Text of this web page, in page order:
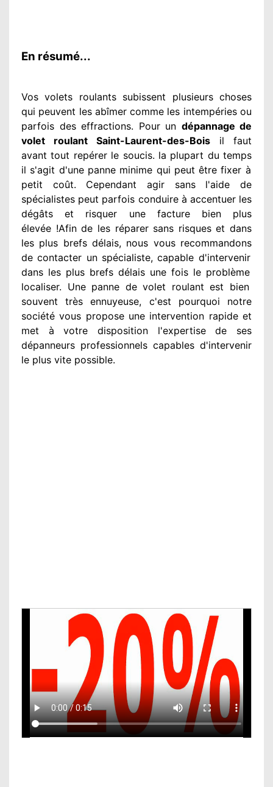
En résumé...
Vos volets roulants subissent plusieurschoses
qui peuvent les abîmercomme les intempéries ou
parfois des effractions. Pour un dépannage de
volet roulant Saint-Laurent-des-Bois il faut
avant tout repérerle soucis. la plupart du temps
il s'agit d'une panne minime qui peut être fixer à
petit coût. Cependant agir sans l'aide de
spécialistes peut parfois conduire à accentuerles
dégâts et risquer une facture bien plus
élevée !Afin de les réparersans risques et dans
les plus brefsdélais, nous vous recommandons
de contacter un spécialiste, capable d'intervenir
dans les plus brefs délais une fois le problème
localiser. Une panne de volet roulant est bien
souvent très ennuyeuse, c'est pourquoi notre
société vous propose une intervention rapide et
met à votre disposition l'expertise de ses
dépanneurs professionnels capables d'intervenir
le plus vite possible.